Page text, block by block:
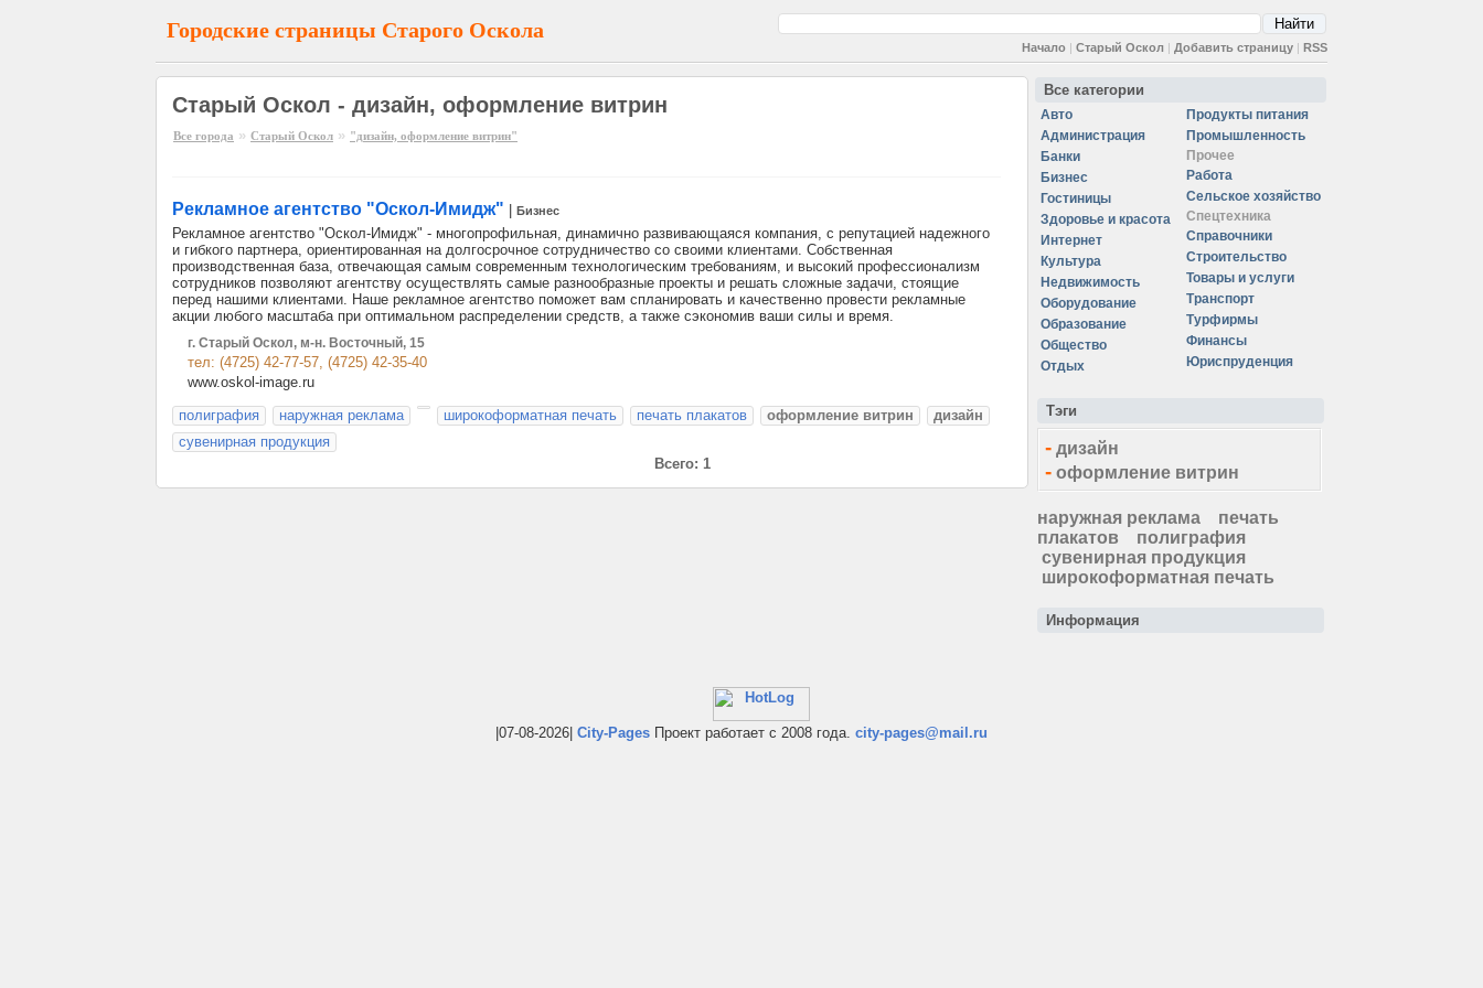
Городские страницы Старого Оскола
Начало | Старый Оскол | Добавить страницу | RSS
Старый Оскол - дизайн, оформление витрин
Все города » Старый Оскол » "дизайн, оформление витрин"
Рекламное агентство "Оскол-Имидж" Бизнес
Рекламное агентство "Оскол-Имидж" - многопрофильная, динамично развивающаяся компания, с репутацией надежного
и гибкого партнера, ориентированная на долгосрочное сотрудничество со своими клиентами. Собственная
производственная база, отвечающая самым современным технологическим требованиям, и высокий профессионализм
сотрудников позволяют агентству осуществлять самые разнообразные проекты и решать сложные задачи, стоящие
перед нашими клиентами. Наше рекламное агентство поможет вам спланировать и качественно провести рекламные
акции любого масштаба при оптимальном распределении средств, а также сэкономив ваши силы и время.
г. Старый Оскол, м-н. Восточный, 15
тел: (4725) 42-77-57, (4725) 42-35-40
www.oskol-image.ru
полиграфия
наружная реклама широкоформатная печать печать плакатов оформление витрин
дизайн
сувенирная продукция
Всего: 1
Все категории
Авто
Администрация
Банки
Бизнес
Гостиницы
Здоровье и красота
Интернет
Культура
Недвижимость
Оборудование
Образование
Общество
Отдых
Продукты питания
Промышленность
Прочее
Работа
Сельское хозяйство
Спецтехника
Справочники
Строительство
Товары и услуги
Транспорт
Турфирмы
Финансы
Юриспруденция
Тэги
- дизайн
- оформление витрин
наружная реклама
печать
плакатов
полиграфия
сувенирная продукция
широкоформатная печать
Информация
|07-08-2026| City-Pages Проект работает с 2008 года. city-pages@mail.ru